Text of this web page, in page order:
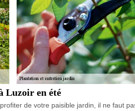
Luzoir en été
de votre paisible jardin, il ne faut